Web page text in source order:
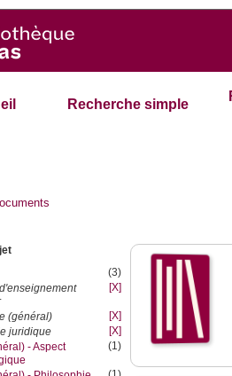
Recherche simple
(3)
[X]
(général)
[X]
juridique
[X]
- Aspect
(1)